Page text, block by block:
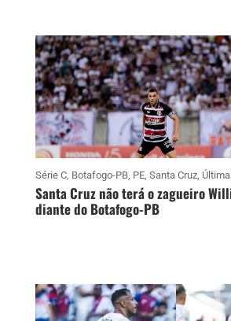
Série C, Botafogo-PB, PE, Santa Cruz,
Santa Cruz não terá o zagueiro
diante do Botafogo-PB